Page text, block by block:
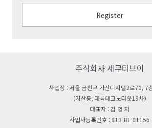
Register
주식회사 세무티브이
사업장 : 서울 금천구 가산디지털2로70, 7
(가산동, 대륭테크노타운19차)
대표자 : 김 영 지
사업자등록번호 : 813-81-01156